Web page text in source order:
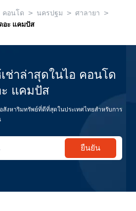
คอนโด > นครปฐม > ศาลายา >
อะ แคมปัส
ช่าล่าสุดในไอ คอนโด
ะ แคมปัส
สังหาริมทรัพย์ที่ดีที่สุดในประเทศไทยสำหรับการ
ยืนยัน